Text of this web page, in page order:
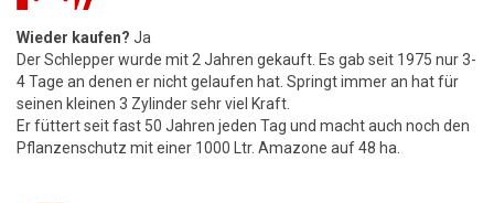
Wieder kaufen? Ja
Der Schlepper wurde mit 2 Jahren gekauft. Es gab seit 1975 nur 3-
4 Tage an denen er nicht gelaufen hat. Springt immer an hat für
seinen kleinen 3 Zylinder sehr viel Kraft.
Er füttert seit fast 50 Jahren jeden Tag und macht auch noch den
Pflanzenschutz mit einer 1000 Ltr. Amazone auf 48 ha.